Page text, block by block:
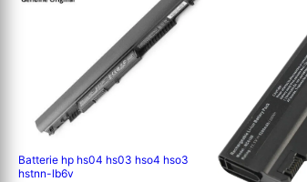
Batterie hp hs04 hs03 hso4 hso3
hstnn-lb6v